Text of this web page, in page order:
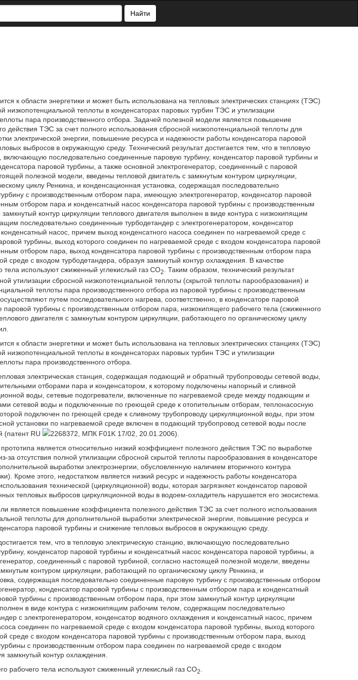
Найти
к области энергетики и может быть использована на тепловых электрических станциях (ТЭС)
низкопотенциальной теплоты в конденсаторах паровых турбин ТЭС и утилизации
пара производственного отбора. Задачей полезной модели является повышение
действия ТЭС за счет полного использования сбросной низкопотенциальной теплоты для
электрической энергии, повышение ресурса и надежности работы конденсатора паровой
выбросов в окружающую среду. Технический результат достигается тем, что в тепловую
включающую последовательно соединенные паровую турбину, конденсатор паровой турбины и
паровой турбины, а также основной электрогенератор, соединенный с паровой
полезной модели, введены тепловой двигатель с замкнутым контуром циркуляции,
циклу Ренкина, и конденсационная установка, содержащая последовательно
с производственным отбором пара, имеющую электрогенератор, конденсатор паровой
отбором пара и конденсатный насос конденсатора паровой турбины с производственным
контур циркуляции теплового двигателя выполнен в виде контура с низкокипящим
последовательно соединенные турбодетандер с электрогенератором, конденсатор
насос, причем выход конденсатного насоса соединен по нагреваемой среде с
турбины, выход которого соединен по нагреваемой среде с входом конденсатора паровой
отбором пара, выход конденсатора паровой турбины с производственным отбором пара
среде с входом турбодетандера, образуя замкнутый контур охлаждения. В качестве
тела используют сжиженный углекислый газ CO2
. Таким образом, технический результат
утилизации сбросной низкопотенциальной теплоты (скрытой теплоты парообразования) и
теплоты пара производственного отбора из паровой турбины с производственным
путем последовательного нагрева, соответственно, в конденсаторе паровой
паровой турбины с производственным отбором пара, низкокипящего рабочего тела (сжиженного
двигателя с замкнутым контуром циркуляции, работающего по органическому циклу
к области энергетики и может быть использована на тепловых электрических станциях (ТЭС)
низкопотенциальной теплоты в конденсаторах паровых турбин ТЭС и утилизации
пара производственного отбора.
электрическая станция, содержащая подающий и обратный трубопроводы сетевой воды,
отборами пара и конденсатором, к которому подключены напорный и сливной
воды, сетевые подогреватели, включенные по нагреваемой среде между подающим и
сетевой воды и подключенные по греющей среде к отопительным отборам, теплонасосную
подключен по греющей среде к сливному трубопроводу циркуляционной воды, при этом
установки по нагреваемой среде включен в подающий трубопровод сетевой воды после
(патент RU
2268372, МПК F01K 17/02, 20.01.2006).
является относительно низкий коэффициент полезного действия ТЭС по выработке
за отсутствия полной утилизации сбросной скрытой теплоты парообразования в конденсаторе
выработки электроэнергии, обусловленную наличием вторичного контура
Кроме этого, недостатком является низкий ресурс и надежность работы конденсатора
технической (циркуляционной) воды, которая загрязняет конденсатор паровой
тепловых выбросов циркуляционной воды в водоем-охладитель нарушается его экосистема.
является повышение коэффициента полезного действия ТЭС за счет полного использования
теплоты для дополнительной выработки электрической энергии, повышение ресурса и
паровой турбины и снижение тепловых выбросов в окружающую среду.
тем, что в тепловую электрическую станцию, включающую последовательно
конденсатор паровой турбины и конденсатный насос конденсатора паровой турбины, а
соединенный с паровой турбиной, согласно настоящей полезной модели, введены
контуром циркуляции, работающий по органическому циклу Ренкина, и
содержащая последовательно соединенные паровую турбину с производственным отбором
конденсатор паровой турбины с производственным отбором пара и конденсатный
турбины с производственным отбором пара, при этом замкнутый контур циркуляции
в виде контура с низкокипящим рабочим телом, содержащим последовательно
с электрогенератором, конденсатор водяного охлаждения и конденсатный насос, причем
соединен по нагреваемой среде с входом конденсатора паровой турбины, выход которого
среде с входом конденсатора паровой турбины с производственным отбором пара, выход
с производственным отбором пара соединен по нагреваемой среде с входом
замкнутый контур охлаждения.
рабочего тела используют сжиженный углекислый газ CO2